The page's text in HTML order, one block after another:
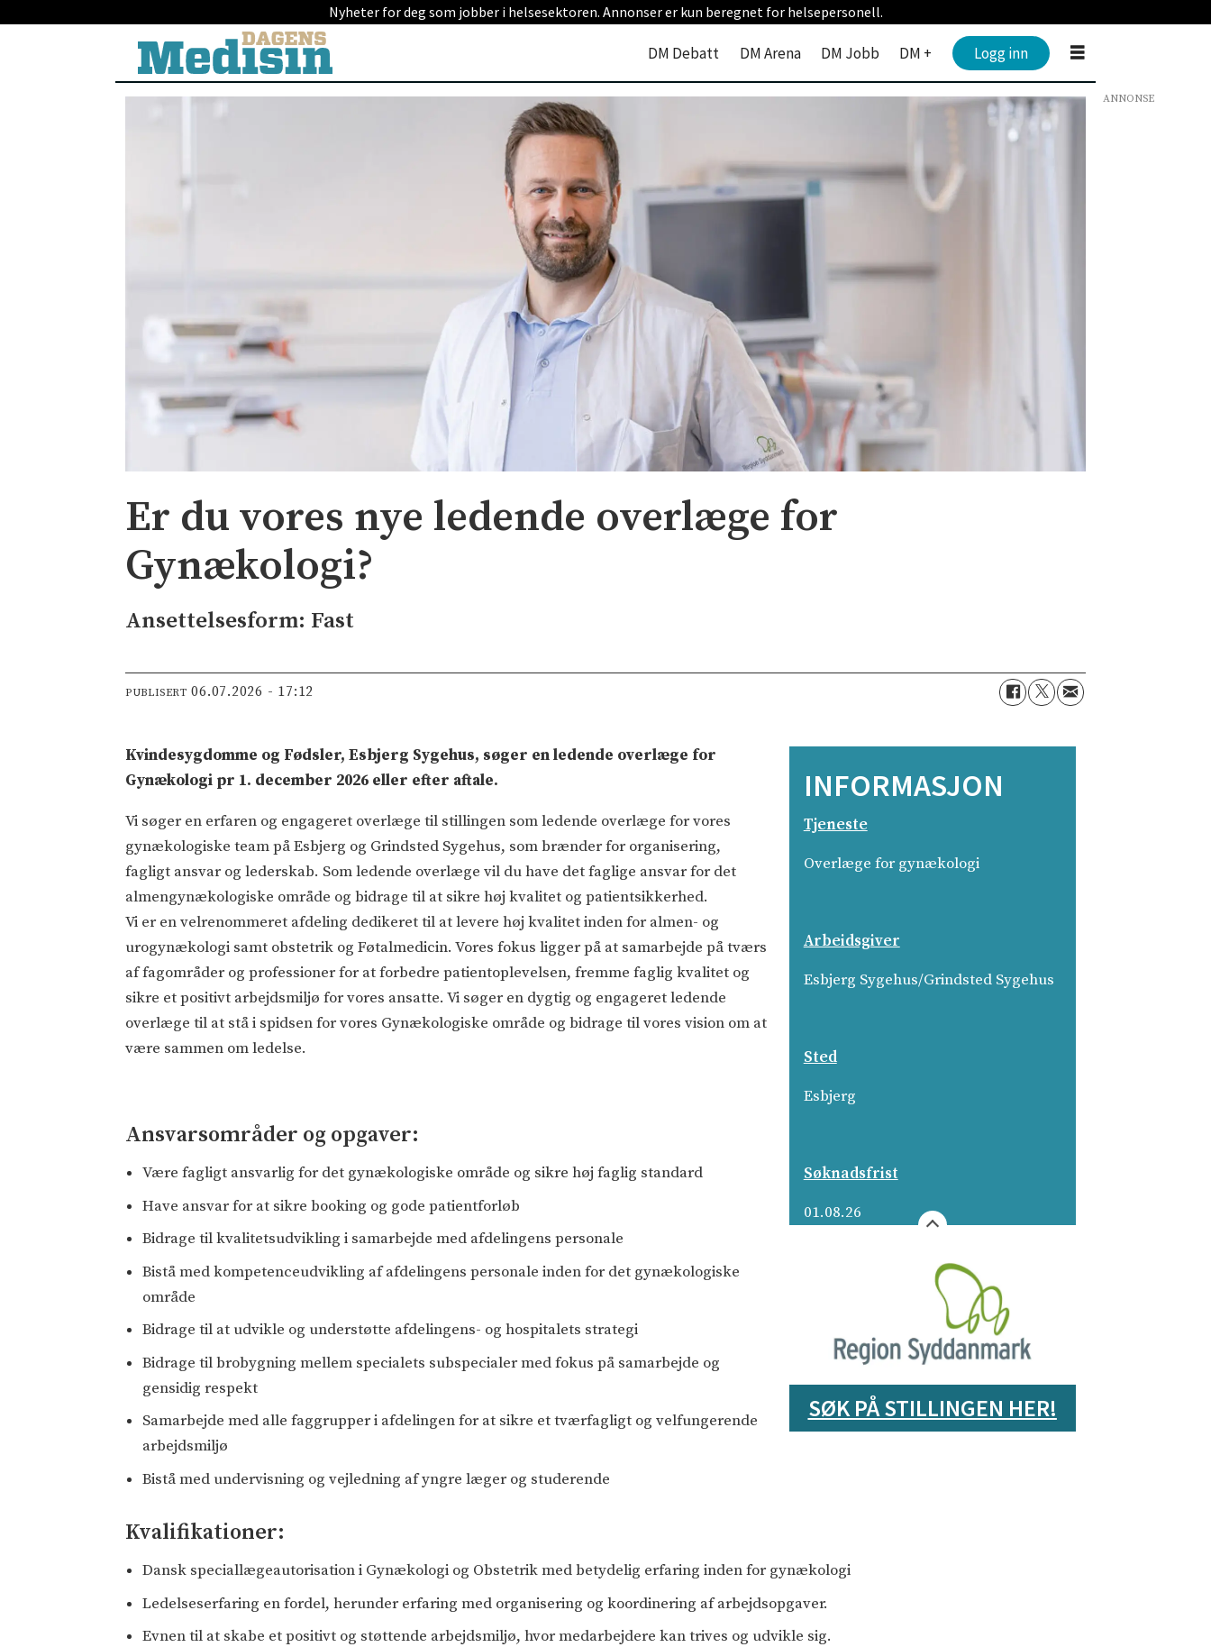
Nyheter for deg som jobber i helsesektoren. Annonser er kun beregnet for helsepersonell.
DM Debatt DM Arena DM Jobb DM + Logg inn
Er du vores nye ledende overlæge for
Gynækologi?
Ansettelsesform: Fast
PUBLISERT 06.07.2026 - 17:12
INFORMASJON
Tjeneste
Overlæge for gynækologi
Arbeidsgiver
Esbjerg Sygehus/Grindsted Sygehus­
Sted
Esbjerg
Søknadsfrist
01.08.26
SØK PÅ STILLINGEN HER!
Kvindesygdomme og Fødsler, Esbjerg Sygehus, søger en ledende overlæge for
Gynækologi pr 1. december 2026 eller efter aftale.
Vi søger en erfaren og engageret overlæge til stillingen som ledende overlæge for vores
gynækologiske team på Esbjerg og Grindsted Sygehus, som brænder for organisering,
fagligt ansvar og lederskab. Som ledende overlæge vil du have det faglige ansvar for det
almengynækologiske område og bidrage til at sikre høj kvalitet og patientsikkerhed.
Vi er en velrenommeret afdeling dedikeret til at levere høj kvalitet inden for almen- og
urogynækologi samt obstetrik og Føtalmedicin. Vores fokus ligger på at samarbejde på tværs
af fagområder og professioner for at forbedre patientoplevelsen, fremme faglig kvalitet og
sikre et positivt arbejdsmiljø for vores ansatte. Vi søger en dygtig og engageret ledende
overlæge til at stå i spidsen for vores Gynækologiske område og bidrage til vores vision om at
være sammen om ledelse.
Ansvarsområder og opgaver:
Være fagligt ansvarlig for det gynækologiske område og sikre høj faglig standard
Have ansvar for at sikre booking og gode patientforløb
Bidrage til kvalitetsudvikling i samarbejde med afdelingens personale
Bistå med kompetenceudvikling af afdelingens personale inden for det gynækologiske
område
Bidrage til at udvikle og understøtte afdelingens- og hospitalets strategi
Bidrage til brobygning mellem specialets subspecialer med fokus på samarbejde og
gensidig respekt
Samarbejde med alle faggrupper i afdelingen for at sikre et tværfagligt og velfungerende
arbejdsmiljø
Bistå med undervisning og vejledning af yngre læger og studerende
Kvalifikationer:
Dansk speciallægeautorisation i Gynækologi og Obstetrik med betydelig erfaring inden for gynækologi
Ledelseserfaring en fordel, herunder erfaring med organisering og koordinering af arbejdsopgaver.
Evnen til at skabe et positivt og støttende arbejdsmiljø, hvor medarbejdere kan trives og udvikle sig.
ANNONSE